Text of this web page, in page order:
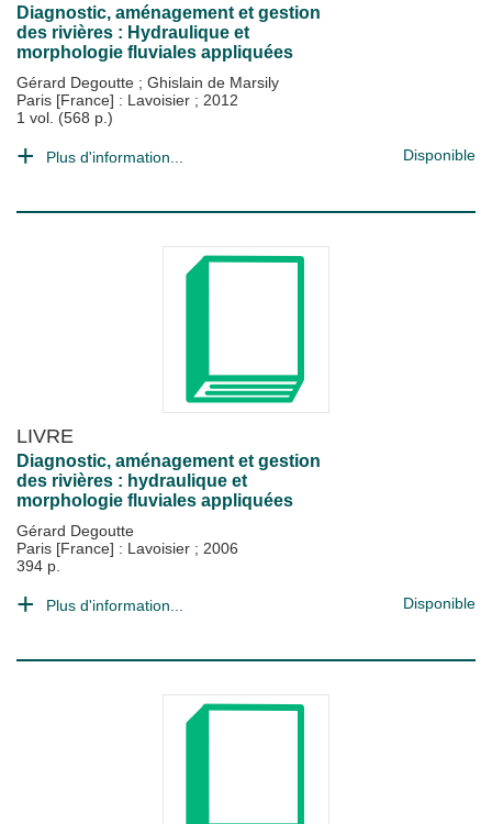
Diagnostic, aménagement et gestion
des rivières : Hydraulique et
morphologie fluviales appliquées
Gérard Degoutte ; Ghislain de Marsily
Paris [France] : Lavoisier ; 2012
1 vol. (568 p.)
Plus d'information... Disponible
LIVRE
Diagnostic, aménagement et gestion
des rivières : hydraulique et
morphologie fluviales appliquées
Gérard Degoutte
Paris [France] : Lavoisier ; 2006
394 p.
Plus d'information... Disponible